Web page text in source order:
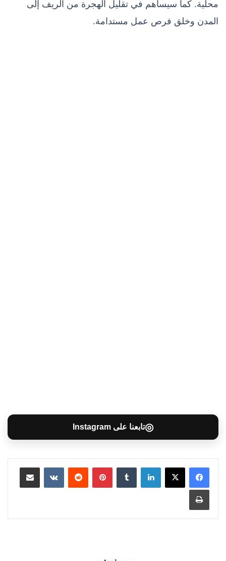
محلية. كما سيساهم في تقليل الهجرة من الريف إلى
المدن وخلق فرص عمل مستدامة.
◎تابعنا على Instagram
لينكدإن بينتيريست مشاركة عبر البريد
طباعة